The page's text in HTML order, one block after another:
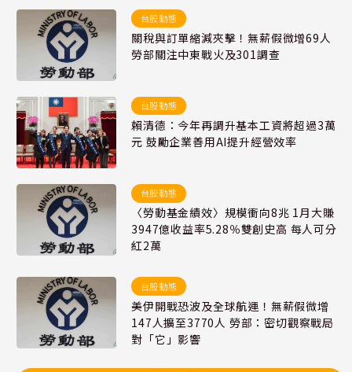
台股動態
關稅與訂單縮減夾擊！無薪假微增69人
勞部關注中東戰火及301調查
台股動態
賴清德：今年再調升基本工資將超過3萬
元 鼓勵企業善用AI提升經營效率
台股動態
〈勞動基金績效〉規模衝向8兆 1月大賺
3947億收益率5.28％雙創史高 每人可分
紅2萬
台股動態
美伊開戰恐波及全球航運！無薪假微增
147人擴至3770人 勞部：密切觀察戰局
對「它」影響